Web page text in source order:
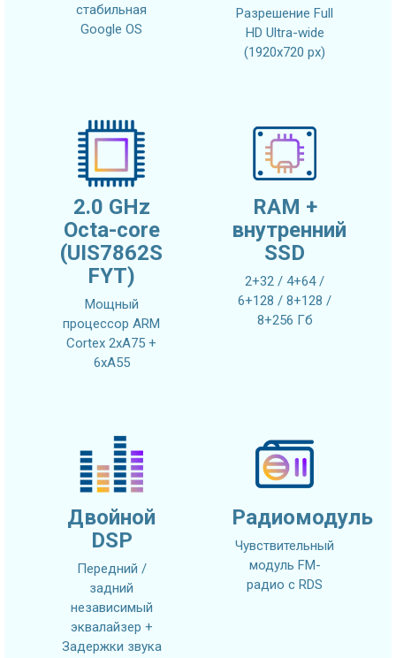
стабильная
Google OS
Разрешение Full
HD Ultra-wide
(1920x720 px)
2.0 GHz
Octa-core
(UIS7862S
FYT)
Мощный
процессор ARM
Cortex 2xA75 +
6xA55
RAM +
внутренний
SSD
2+32 / 4+64 /
6+128 / 8+128 /
8+256 Гб
Двойной
DSP
Передний /
задний
независимый
эквалайзер +
Задержки звука
Радиомодуль
Чувствительный
модуль FM-
радио с RDS